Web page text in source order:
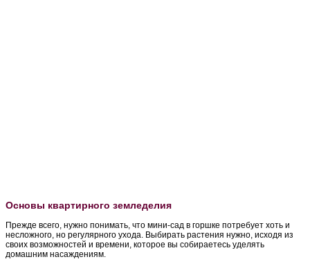
Основы квартирного земледелия
Прежде всего, нужно понимать, что мини-сад в горшке потребует хоть и
несложного, но регулярного ухода. Выбирать растения нужно, исходя из
своих возможностей и времени, которое вы собираетесь уделять
домашним насаждениям.